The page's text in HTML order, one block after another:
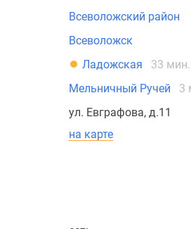
Всеволожский район
Всеволожск
Ладожская
33 мин.
Мельничный Ручей
3
ул. Евграфова, д.11
на карте